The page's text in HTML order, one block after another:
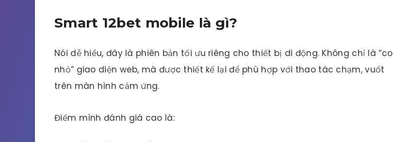
Smart 12bet mobile là gì?
Nói dễ hiểu, đây là phiên bản tối ưu riêng cho thiết bị di động. Không chỉ là “co
nhỏ” giao diện web, mà được thiết kế lại để phù hợp với thao tác chạm, vuốt
trên màn hình cảm ứng.
Điểm mình đánh giá cao là: